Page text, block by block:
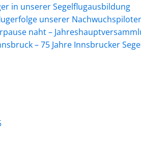
in unserer Segelflugausbildung
unserer
naht –
– 75 Jahre Innsbrucker